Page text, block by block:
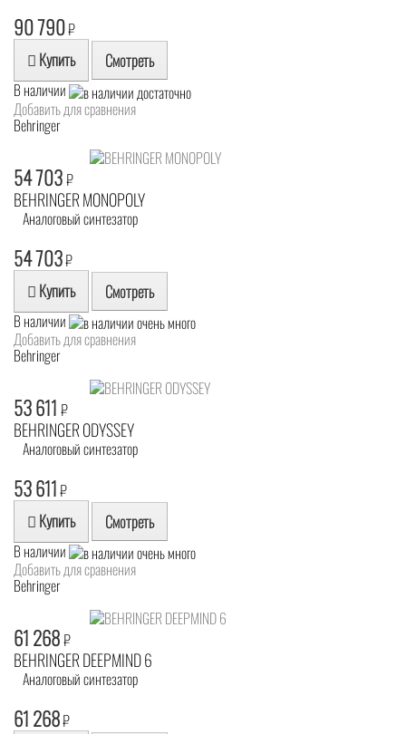
90 790₽
Купить Смотреть
В наличии
Добавить для сравнения
Behringer
54 703₽
BEHRINGER MONOPOLY
Аналоговый синтезатор
54 703₽
Купить Смотреть
В наличии
Добавить для сравнения
Behringer
53 611 ₽
BEHRINGER ODYSSEY
Аналоговый синтезатор
53 611₽
Купить Смотреть
В наличии
Добавить для сравнения
Behringer
61 268₽
BEHRINGER DEEPMIND 6
Аналоговый синтезатор
61 268₽